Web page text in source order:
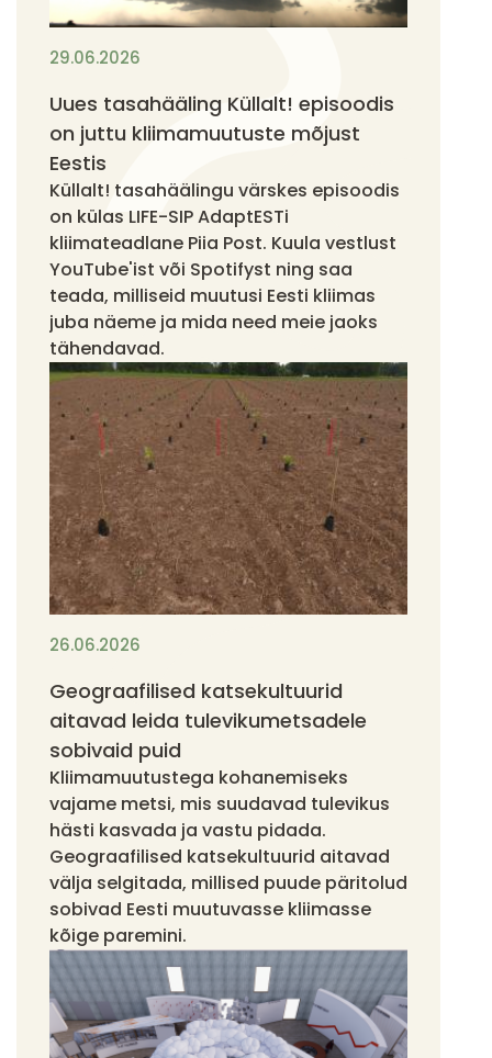
29.06.2026
Uues tasahääling Küllalt! episoodis
on juttu kliimamuutuste mõjust
Eestis
Küllalt! tasahäälingu värskes episoodis
on külas LIFE-SIP AdaptESTi
kliimateadlane Piia Post. Kuula vestlust
YouTube'ist või Spotifyst ning saa
teada, milliseid muutusi Eesti kliimas
juba näeme ja mida need meie jaoks
tähendavad.
26.06.2026
Geograafilised katsekultuurid
aitavad leida tulevikumetsadele
sobivaid puid
Kliimamuutustega kohanemiseks
vajame metsi, mis suudavad tulevikus
hästi kasvada ja vastu pidada.
Geograafilised katsekultuurid aitavad
välja selgitada, millised puude päritolud
sobivad Eesti muutuvasse kliimasse
kõige paremini.